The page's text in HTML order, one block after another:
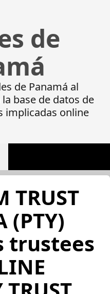
de
de Panamá al
base de datos de
implicadas online
TRUST
(PTY)
trustees